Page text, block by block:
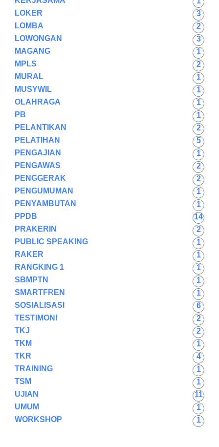
LOKER
3
LOMBA
2
LOWONGAN
3
MAGANG
1
MPLS
2
MURAL
1
MUSYWIL
1
OLAHRAGA
1
PB
1
PELANTIKAN
2
PELATIHAN
5
PENGAJIAN
1
PENGAWAS
2
PENGGERAK
2
PENGUMUMAN
1
PENYAMBUTAN
1
PPDB
14
PRAKERIN
2
PUBLIC SPEAKING
1
RAKER
1
RANGKING 1
1
SBMPTN
1
SMARTFREN
1
SOSIALISASI
6
TESTIMONI
2
TKJ
2
TKM
1
TKR
4
TRAINING
1
TSM
1
UJIAN
11
UMUM
1
WORKSHOP
1